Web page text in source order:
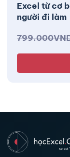
Excel từ cơ
người đi làm
799.000